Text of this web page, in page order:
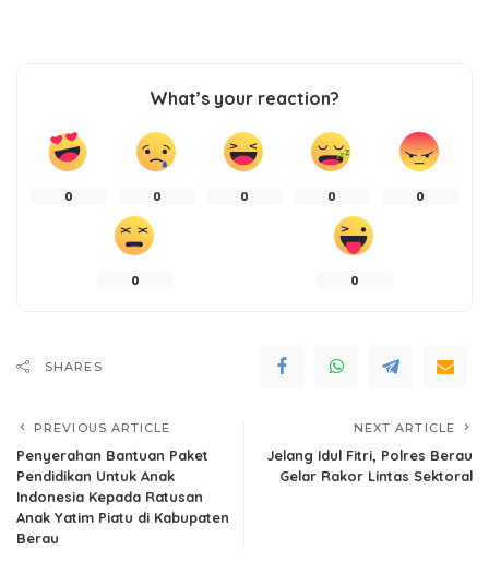
What’s your reaction?
0 0 0 0 0
0 0
SHARES
PREVIOUS ARTICLE
Penyerahan Bantuan Paket
Pendidikan Untuk Anak
Indonesia Kepada Ratusan
Anak Yatim Piatu di Kabupaten
Berau
NEXT ARTICLE
Jelang Idul Fitri, Polres Berau
Gelar Rakor Lintas Sektoral